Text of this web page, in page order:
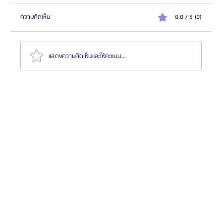
ความคิดเห็น 0.0 / 5 (0)
แสดงความคิดเห็นและให้คะแนน...